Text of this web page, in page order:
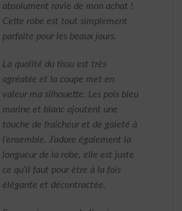
absolument ravie de mon achat !
Cette robe est tout simplement
parfaite pour les beaux jours.
La qualité du tissu est très
agréable et la coupe met en
valeur ma silhouette. Les pois bleu
marine et blanc ajoutent une
touche de fraîcheur et de gaieté à
l’ensemble. J’adore également la
longueur de la robe, elle est juste
ce qu’il faut pour être à la fois
élégante et décontractée.